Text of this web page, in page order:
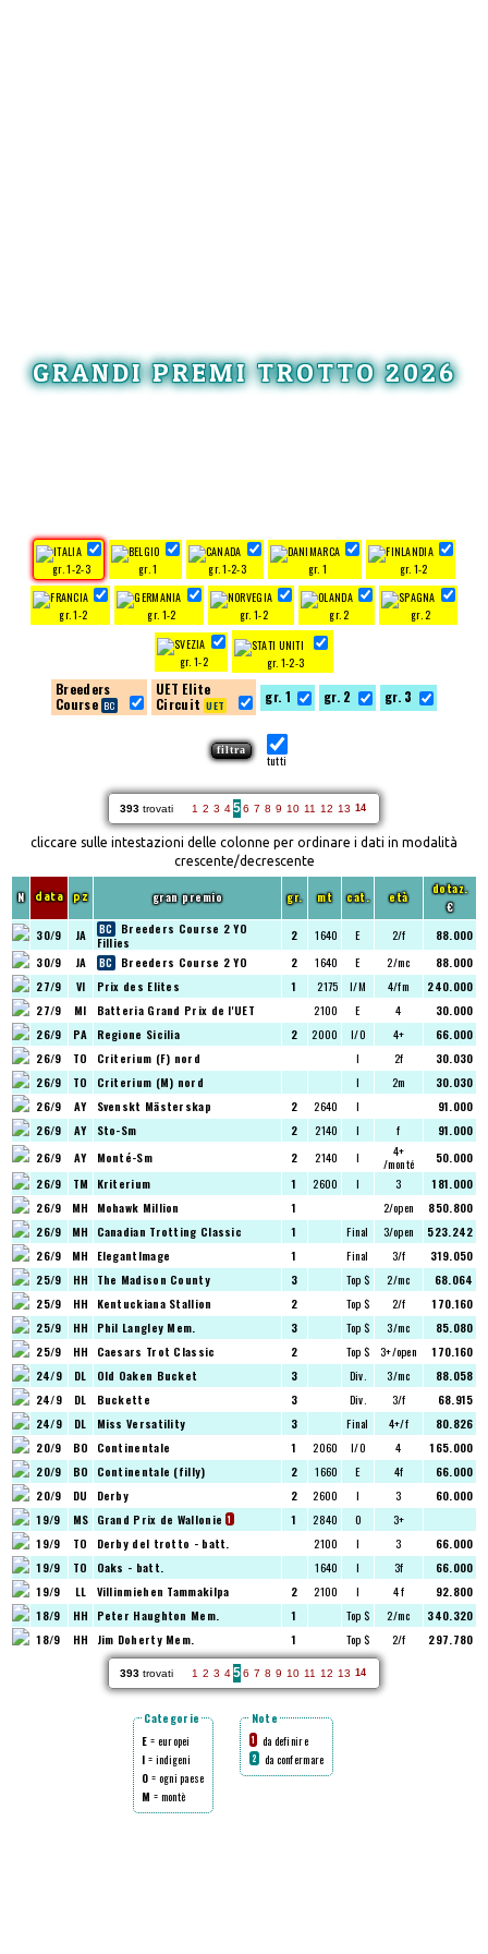
GRANDI PREMI TROTTO 2026
gr. 1-2-3 gr. 1 gr. 1-2-3 gr. 1 gr. 1-2
gr. 1-2 gr. 1-2 gr. 1-2 gr. 2 gr. 2
gr. 1-2 gr. 1-2-3
Breeders
Course
UET Elite
Circuit
gr. 1 gr. 2 gr. 3
tutti
393 trovati 1 2 3 456 7 8 9 10 11 12 13 14
cliccare sulle intestazioni delle colonne per ordinare i dati in modalità
crescente/decrescente
N data pz gran premio gr. mt cat. età
dotaz.
€
30/9 JA
Breeders Course 2 YO
Fillies
2 1640 E 2/f
88.000
30/9
JA Breeders Course 2 YO 2 1640 E 2/mc
88.000
27/9
VI Prix des Elites 1 2175 I/M 4/fm
240.000
27/9
MI Batteria Grand Prix de l'UET 2100 E 4
30.000
26/9
PA Regione Sicilia 2 2000 I/O 4+
66.000
26/9
TO Criterium (F) nord I 2f
30.030
26/9
TO Criterium (M) nord I 2m
30.030
26/9
AY Svenskt Mästerskap 2 2640 I
91.000
26/9
AY Sto-Sm 2 2140 I f
91.000
26/9
AY Monté-Sm 2 2140 I 4+
/monté
50.000
26/9
TM Kriterium 1 2600 I 3
181.000
26/9
MH Mohawk Million 1 2/open
850.800
26/9
MH Canadian Trotting Classic 1 Final 3/open
523.242
26/9
MH ElegantImage 1 Final 3/f
319.050
25/9
HH The Madison County 3 Top $ 2/mc
68.064
25/9
HH Kentuckiana Stallion 2 Top $ 2/f
170.160
25/9
HH Phil Langley Mem. 3 Top $ 3/mc
85.080
25/9
HH Caesars Trot Classic 2 Top $ 3+/open
170.160
24/9
DL Old Oaken Bucket 3 Div. 3/mc
88.058
24/9
DL Buckette 3 Div. 3/f
68.915
24/9
DL Miss Versatility 3 Final 4+/f
80.826
20/9
BO Continentale 1 2060 I/O 4
165.000
20/9
BO Continentale (filly) 2 1660 E 4f
66.000
20/9
DU Derby 2 2600 I 3
60.000
19/9
MS Grand Prix de Wallonie1 1 2840 O
3+
19/9
TO Derby del trotto - batt. 2100 I 3
66.000
19/9
TO Oaks - batt. 1640 I 3f
66.000
19/9
LL Villinmiehen Tammakilpa 2 2100 I 4 f
92.800
18/9
HH Peter Haughton Mem. 1 Top $ 2/mc
340.320
18/9
HH Jim Doherty Mem. 1 Top $ 2/f 297.780
393 trovati 1 2 3 456 7 8 9 10 11 12 13 14
Categorie
E = europei
I = indigeni
O = ogni paese
M = montè
Note
1 da definire
2 da confermare